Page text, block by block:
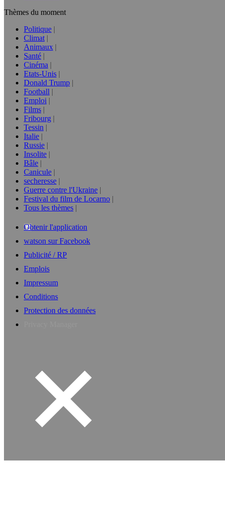
Thèmes du moment
Politique
Climat
Animaux
Santé
Cinéma
Etats-Unis
Donald Trump
Football
Emploi
Films
Fribourg
Tessin
Italie
Russie
Insolite
Bâle
Canicule
secheresse
Guerre contre l'Ukraine
Festival du film de Locarno
Tous les thèmes
Obtenir l'application
watson sur Facebook
Publicité / RP
Emplois
Impressum
Conditions
Protection des données